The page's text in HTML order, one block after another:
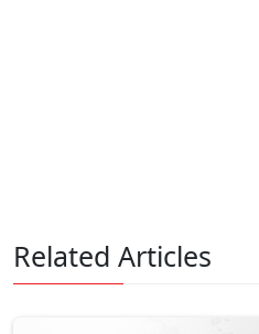
Related Articles